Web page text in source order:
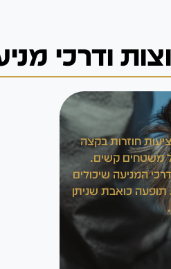
ודרכי
חוזרות בקצה
משטחים קשים.
המניעה שיכולים
תופעה כואבת שניתן